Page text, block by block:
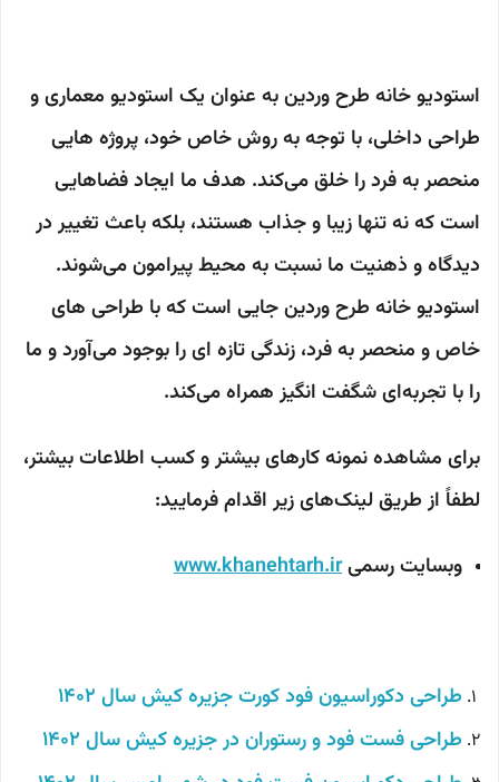
استودیو خانه طرح وردین به عنوان یک استودیو معماری و
طراحی داخلی، با توجه به روش خاص خود، پروژه هایی
منحصر به فرد را خلق می‌کند. هدف ما ایجاد فضاهایی
است که نه تنها زیبا و جذاب هستند، بلکه باعث تغییر در
دیدگاه و ذهنیت ما نسبت به محیط پیرامون می‌شوند.
استودیو خانه طرح وردین جایی است که با طراحی های
خاص و منحصر به فرد، زندگی تازه ای را بوجود می‌آورد و ما
را با تجربه‌ای شگفت انگیز همراه می‌کند.
برای مشاهده نمونه کارهای بیشتر و کسب اطلاعات بیشتر،
لطفاً از طریق لینک‌های زیر اقدام فرمایید:
وبسایت رسمیwww.khanehtarh.ir
طراحی دکوراسیون فود کورت جزیره کیشسال 1402
طراحی فست فود و رستوران در جزیره کیش سال 1402